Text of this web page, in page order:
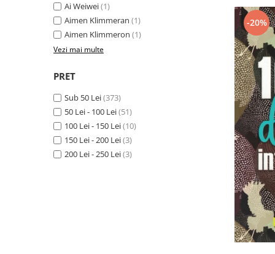
AUDIOBOOK
Business, Economie
Carti pentru copii
Ai Weiwei(1)
Aimen Klimmeran (1)
Aimen Klimmeron (1)
Vezi mai multe
PRET
Sub 50 Lei(373)
50 Lei - 100 Lei(51)
100 Lei - 150 Lei(10)
150 Lei - 200 Lei(3)
200 Lei - 250 Lei(3)
-20%